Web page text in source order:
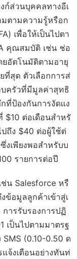
ก์ส่วนบุคคลทางอีเ
ตามความรู้หรือก
เพื่อให้เป็นไปตา
คุณสมบัติ เช่น ช่อ
ยอัตโนมัติตามอายุ
สุด ตัวเลือกการส่
บครัวที่มีมูลค่าสุทธิ
ที่ป้องกันการงัดแง
$10 ต่อเดือนสำหรั
ถึง $40 ต่อผู้ใช้ต่
งเพียงพอสำหรับบ
รายการต่อปี
น Salesforce หรื
ข้อมูลลูกค้าเข้าสู่เ
ารรับรองการปฏิ
เป็นไปตามมาตรฐ
(0.10-0.50 ด
จ้งเตือนอย่างทันท่